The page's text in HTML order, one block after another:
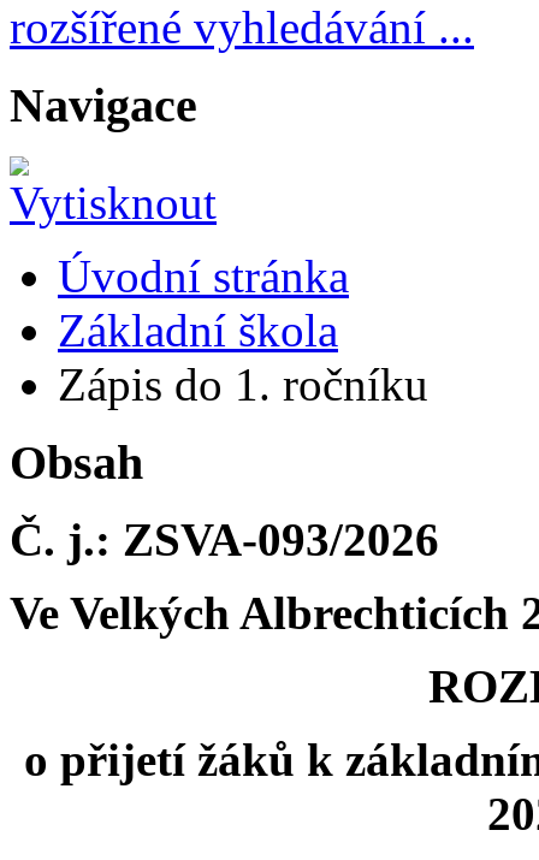
rozšířené vyhledávání ...
Navigace
Úvodní stránka
Základní škola
Zápis do 1. ročníku
Obsah
Č. j.: ZSVA-093/2026
Ve Velkých Albrechticích
o přijetí žáků k